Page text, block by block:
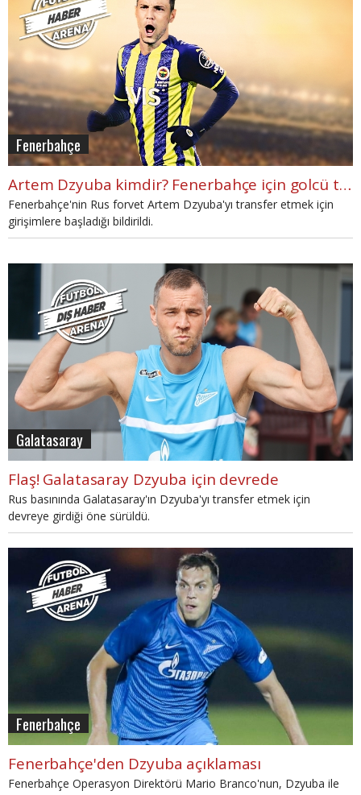
Fenerbahçe
Artem Dzyuba kimdir? Fenerbahçe için golcü transferi iddiası
Fenerbahçe'nin Rus forvet Artem Dzyuba'yı transfer etmek için
girişimlere başladığı bildirildi.
Galatasaray
Flaş! Galatasaray Dzyuba için devrede
Rus basınında Galatasaray'ın Dzyuba'yı transfer etmek için
devreye girdiği öne sürüldü.
Fenerbahçe
Fenerbahçe'den Dzyuba açıklaması
Fenerbahçe Operasyon Direktörü Mario Branco'nun, Dzyuba ile